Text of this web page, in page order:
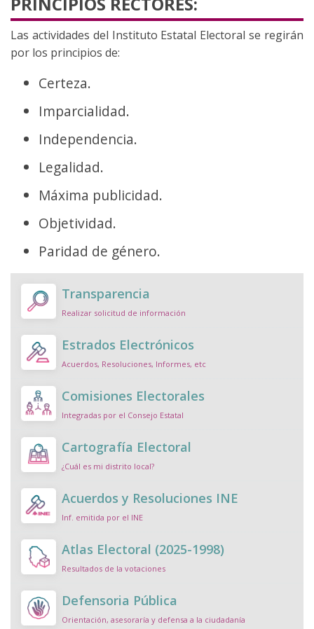
Las actividades del Instituto Estatal Electoral se regirán
por los principios de:
Certeza.
Imparcialidad.
Independencia.
Legalidad.
Máxima publicidad.
Objetividad.
Paridad de género.
Transparencia
Realizar solicitud de información
Estrados Electrónicos
Acuerdos, Resoluciones, Informes, etc
Comisiones Electorales
Integradas por el Consejo Estatal
Cartografía Electoral
¿Cuál es mi distrito local?
Acuerdos y Resoluciones INE
Inf. emitida por el INE
Atlas Electoral (2025-1998)
Resultados de la votaciones
Defensoria Pública
Orientación, asesoraría y defensa a la ciudadanía